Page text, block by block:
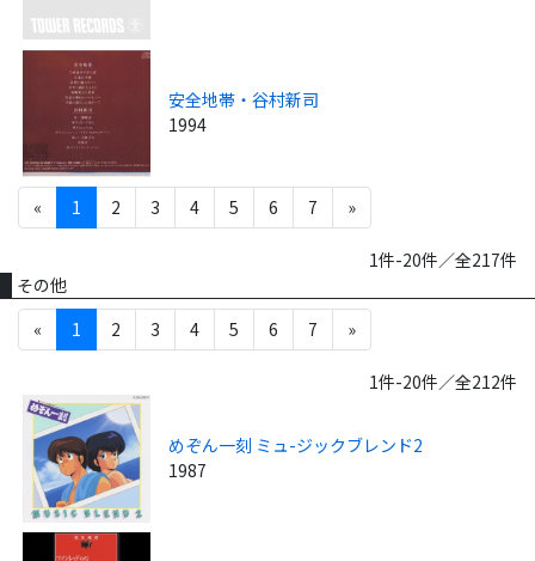
安全地帯・谷村新司
1994
« 1 2 3 4 5 6 7 »
1件-20件／全217件
その他
«
1 2 3 4 5 6 7 »
1件-20件／全212件
めぞん一刻 ミュ-ジックブレンド2
1987